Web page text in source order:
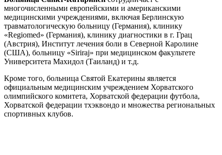
многочисленными европейскими и американскими
медицинскими учреждениями, включая Берлинскую
травматологическую больницу (Германия), клинику
«Regiomed» (Германия), клинику диагностики в г. Грац
(Австрия), Институт лечения боли в Северной Каролине
(США), больницу «Siriraj» при медицинском факультете
Университета Махидол (Таиланд) и т.д.
Кроме того, больница Святой Екатерины является
официальным медицинским учреждением Хорватского
олимпийского комитета, Хорватской федерации футбола,
Хорватской федерации тхэквондо и множества региональных
спортивных клубов.